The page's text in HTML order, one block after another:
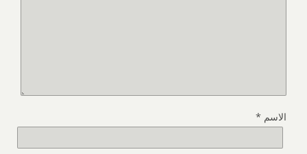
الاسم *